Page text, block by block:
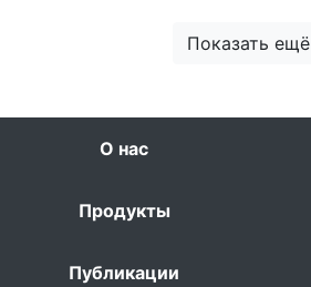
Показать ещё
О нас
Продукты
Публикации